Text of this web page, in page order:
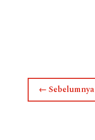
← Sebelumnya